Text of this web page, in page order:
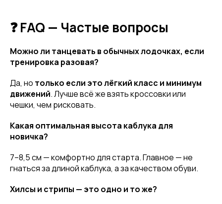
покупку! Подпишись на нашу рассылку
Email
Телефон
❓ FAQ — Частые вопросы
Можно ли танцевать в обычных лодочках, если
тренировка разовая?
Да, но только если это лёгкий класс и минимум
движений. Лучше всё же взять кроссовки или
чешки, чем рисковать.
Какая оптимальная высота каблука для
новичка?
7–8,5 см — комфортно для старта. Главное — не
гнаться за длиной каблука, а за качеством обуви.
Хилсы и стрипы — это одно и то же?